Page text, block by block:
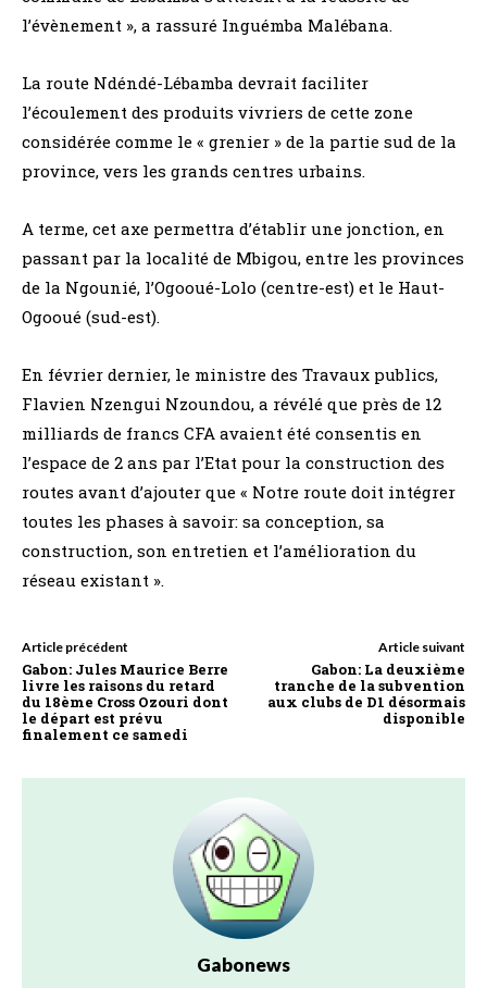
l’évènement », a rassuré Inguémba Malébana.
La route Ndéndé-Lébamba devrait faciliter
l’écoulement des produits vivriers de cette zone
considérée comme le « grenier » de la partie sud de la
province, vers les grands centres urbains.
A terme, cet axe permettra d’établir une jonction, en
passant par la localité de Mbigou, entre les provinces
de la Ngounié, l’Ogooué-Lolo (centre-est) et le Haut-
Ogooué (sud-est).
En février dernier, le ministre des Travaux publics,
Flavien Nzengui Nzoundou, a révélé que près de 12
milliards de francs CFA avaient été consentis en
l’espace de 2 ans par l’Etat pour la construction des
routes avant d’ajouter que « Notre route doit intégrer
toutes les phases à savoir: sa conception, sa
construction, son entretien et l’amélioration du
réseau existant ».
Article précédent
Gabon: Jules Maurice Berre
livre les raisons du retard
du 18ème Cross Ozouri dont
le départ est prévu
finalement ce samedi
Article suivant
Gabon: La deuxième
tranche de la subvention
aux clubs de D1 désormais
disponible
Gabonews